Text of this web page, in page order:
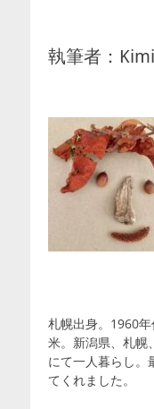
執筆者：
札幌出身。1960
米。新潟県、札幌
にて一人暮らし。
てくれました。